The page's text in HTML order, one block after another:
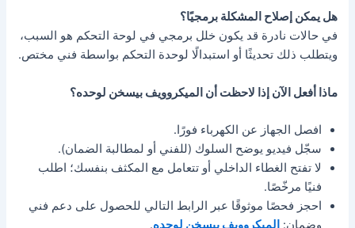
هل يمكن إصلاح المشكلة برمجيًا؟
في حالات نادرة قد يكون خلل برمجي في لوحة التحكم هو السبب،
ويتطلب ذلك تحديثًا أو استبدالًا لوحدة التحكم بواسطة فني مختص.
ماذا أفعل الآن إذا لاحظت أن الميكروويف بيسخن لوحده؟
افصل الجهاز عن الكهرباء فورًا.
سجّل فيديو يوضح السلوك (للفني أو لمطالبة الضمان).
لا تفتح الغطاء الداخلي أو تتعامل مع المكثف بنفسك؛ اطلب
فنيًا مرخّصًا.
احجز فحصًا موثوقًا عبر الرابط التالي للحصول على دعم فني
وضمان: الميكروويف بيسخن لوحده.